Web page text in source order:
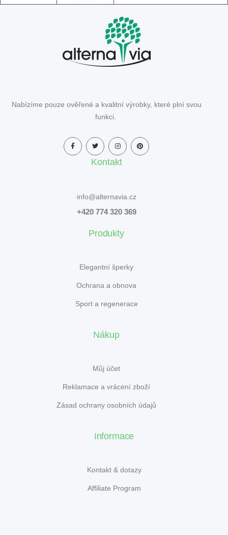
Nabízíme pouze ověřené a kvalitní výrobky, které plní svou
funkci.
Kontakt
info@alternavia.cz
+420 774 320 369
Produkty
Elegantní šperky
Ochrana a obnova
Sport a regenerace
Nákup
Můj účet
Reklamace a vrácení zboží
Zásad ochrany osobních údajů
Informace
Kontakt & dotazy
Affiliate Program